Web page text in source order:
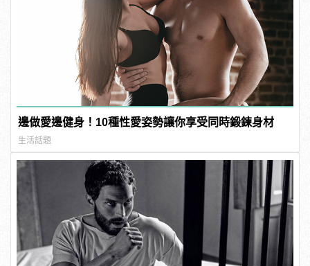
邊做愛邊健身！10種性愛姿勢讓你享受同時鍛鍊身材
生活話題